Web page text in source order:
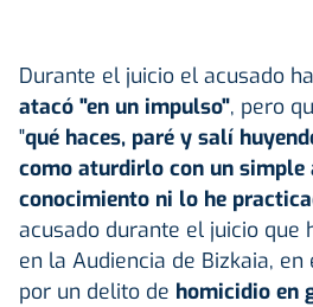
Durante el juicio el acusado
atacó "en un impulso", pero
"qué haces, paré y salí
como aturdirlo con un simple
conocimiento ni lo he
acusado durante el juicio que
en la Audiencia de Bizkaia,
por un delito de homicidio en